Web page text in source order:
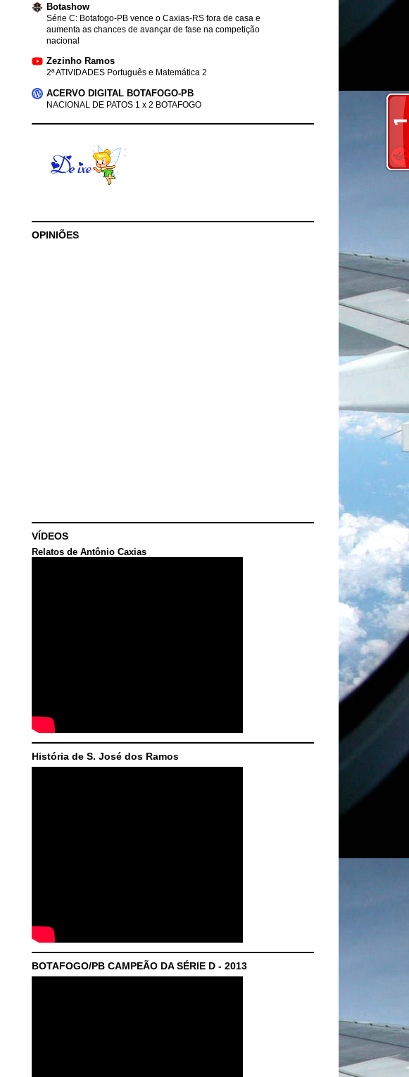
Botashow
Série C: Botafogo-PB vence o Caxias-RS fora de casa e
aumenta as chances de avançar de fase na competição
nacional
Zezinho Ramos
2ª ATIVIDADES Português e Matemática 2
ACERVO DIGITAL BOTAFOGO-PB
NACIONAL DE PATOS 1 x 2 BOTAFOGO
OPINIÕES
VÍDEOS
Relatos de Antônio Caxias
História de S. José dos Ramos
BOTAFOGO/PB CAMPEÃO DA SÉRIE D - 2013